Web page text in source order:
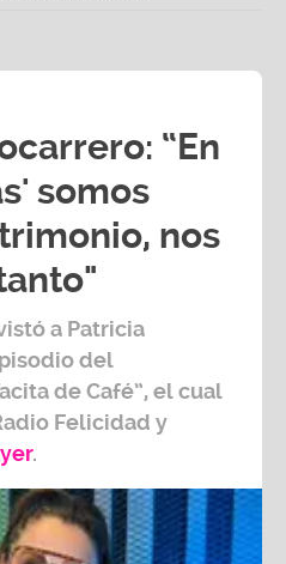
“En
somos
nos
a Patricia
del
de Café”, el cual
Felicidad y
.